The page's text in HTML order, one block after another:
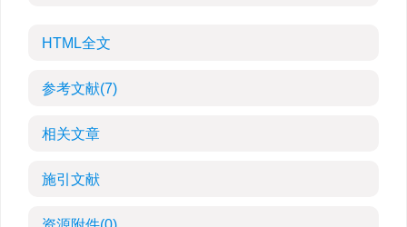
HTML全文
参考文献(7)
相关文章
施引文献